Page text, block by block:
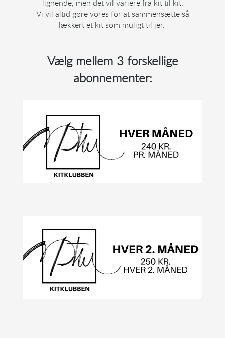
lignende, men det vil variere fra kit til kit.
Vi vil altid gøre vores for at sammensætte så
lækkert et kit som muligt til jer.
Vælg mellem 3 forskellige
abonnementer: